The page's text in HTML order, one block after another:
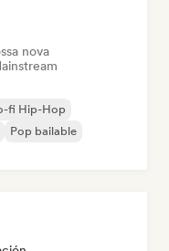
nova
fi Hip-Hop
Pop bailable